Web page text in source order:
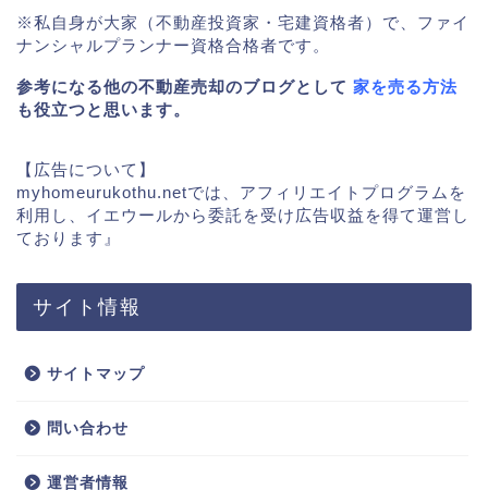
※私自身が大家（不動産投資家・宅建資格者）で、ファイ
ナンシャルプランナー資格合格者です。
参考になる他の不動産売却のブログとして 家を売る方法
も役立つと思います。
【広告について】
myhomeurukothu.netでは、アフィリエイトプログラムを
利用し、イエウールから委託を受け広告収益を得て運営し
ております』
サイト情報
サイトマップ
問い合わせ
運営者情報